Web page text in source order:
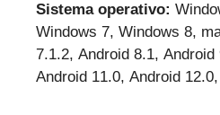
Sistema operativo:
Windows 7, Windows 8,
7.1.2, Android 8.1, Android
Android 11.0, Android